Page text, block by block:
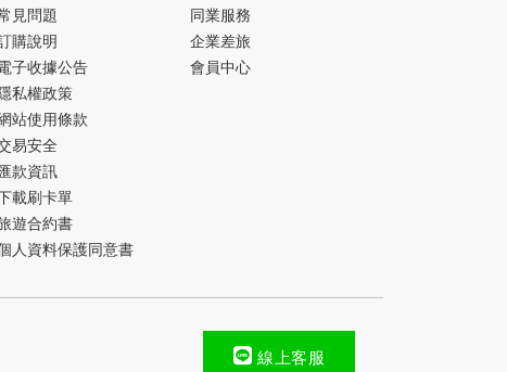
見問題
購說明
子收據公告
私權政策
站使用條款
易安全
匯款資訊
載刷卡單
遊合約書
人資料保護同意書
同業服務
企業差旅
會員中心
線上客服